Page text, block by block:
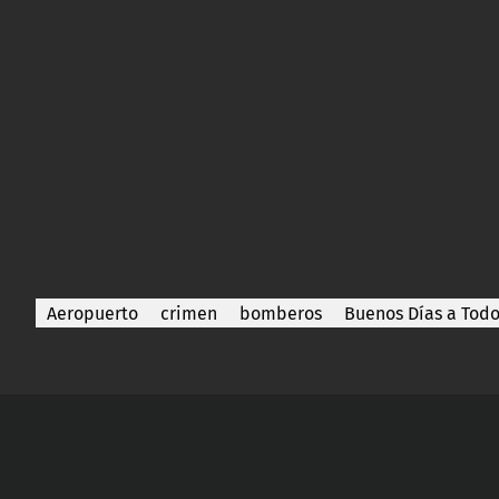
Aeropuerto crimen bomberos Buenos Días a